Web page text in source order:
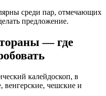
среди пар, отмечающих
предложение.
— где
калейдоскоп, в
венгерские, чешские и